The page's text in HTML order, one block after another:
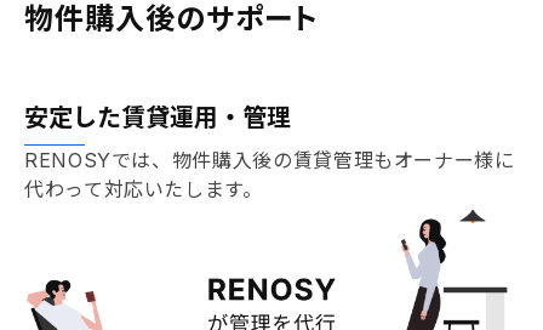
物件購入後のサポート
安定した賃貸運用・管理
RENOSYでは、物件購入後の賃貸管理もオーナー様に
代わって対応いたします。